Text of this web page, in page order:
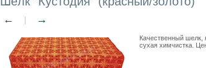
← →
Качественный
сухая химчистка.